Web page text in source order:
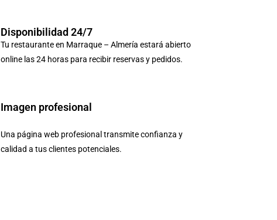
Disponibilidad 24/7
Tu restaurante en Marraque – Almería estará abierto
online las 24 horas para recibir reservas y pedidos.
Imagen profesional
Una página web profesional transmite confianza y
calidad a tus clientes potenciales.